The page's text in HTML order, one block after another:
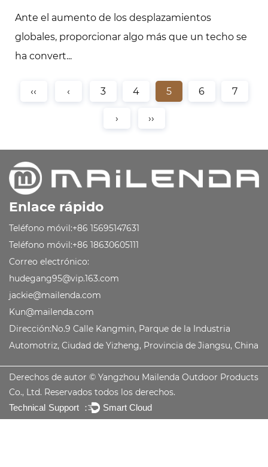
Ante el aumento de los desplazamientos
globales, proporcionar algo más que un techo se
ha convert...
‹‹ ‹ 3 4 5 6 7
› ››
Enlace rápido
Teléfono móvil:+86 15695147631
Teléfono móvil:+86 18630605111
Correo electrónico:
hudegang95@vip.163.com
jackie@mailenda.com
Kun@mailenda.com
Dirección:No.9 Calle Kangmin, Parque de la Industria
Automotriz, Ciudad de Yizheng, Provincia de Jiangsu, China
Derechos de autor © Yangzhou Mailenda Outdoor Products
Co., Ltd. Reservados todos los derechos.
Technical Support ： Smart Cloud